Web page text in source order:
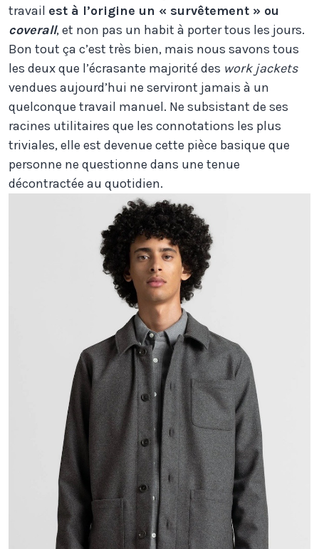
travail est à l’origine un « survêtement » ou
coverall, et non pas un habit à porter tous les jours.
Bon tout ça c’est très bien, mais nous savons tous
les deux que l’écrasante majorité des work jackets
vendues aujourd’hui ne serviront jamais à un
quelconque travail manuel. Ne subsistant de ses
racines utilitaires que les connotations les plus
triviales, elle est devenue cette pièce basique que
personne ne questionne dans une tenue
décontractée au quotidien.